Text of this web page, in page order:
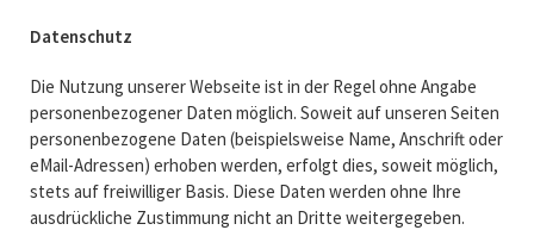
Datenschutz
Die Nutzung unserer Webseite ist in der Regel ohne Angabe
personenbezogener Daten möglich. Soweit auf unseren Seiten
personenbezogene Daten (beispielsweise Name, Anschrift oder
eMail-Adressen) erhoben werden, erfolgt dies, soweit möglich,
stets auf freiwilliger Basis. Diese Daten werden ohne Ihre
ausdrückliche Zustimmung nicht an Dritte weitergegeben.